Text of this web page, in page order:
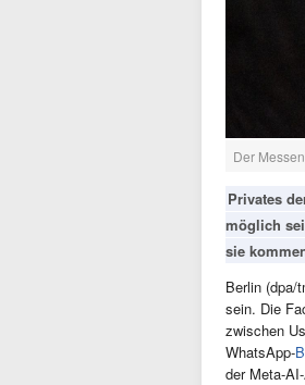
Der
Privates
möglich
sie
Berlin (dpa/
sein. Die
zwischen
WhatsApp-
der Meta-